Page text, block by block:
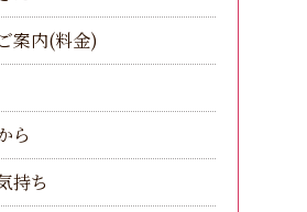
案内(料金)
ら
持ち